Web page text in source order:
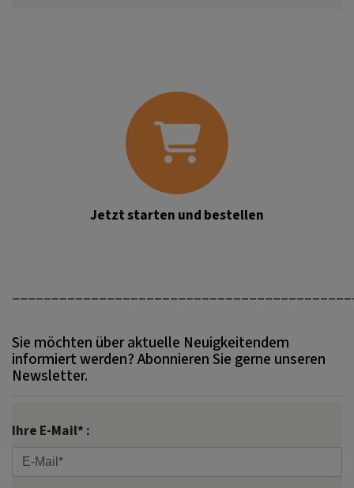
Jetzt starten und bestellen
Sie möchten über aktuelle Neuigkeitendem
informiert werden? Abonnieren Sie gerne unseren
Newsletter.
Ihre E-Mail* :